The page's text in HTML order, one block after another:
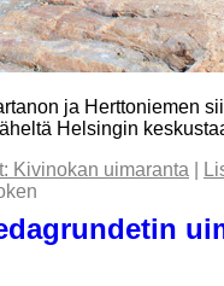
ja Herttoniemen
Helsingin
Kivinokan uimaranta